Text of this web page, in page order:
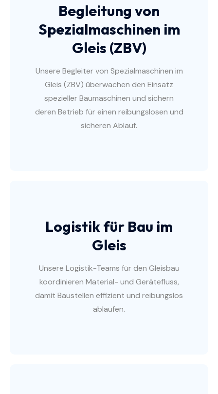
Begleitung von
Spezialmaschinen im
Gleis (ZBV)
Unsere Begleiter von Spezialmaschinen im
Gleis (ZBV) überwachen den Einsatz
spezieller Baumaschinen und sichern
deren Betrieb für einen reibungslosen und
sicheren Ablauf.
Logistik für Bau im
Gleis
Unsere Logistik-Teams für den Gleisbau
koordinieren Material- und Gerätefluss,
damit Baustellen effizient und reibungslos
ablaufen.